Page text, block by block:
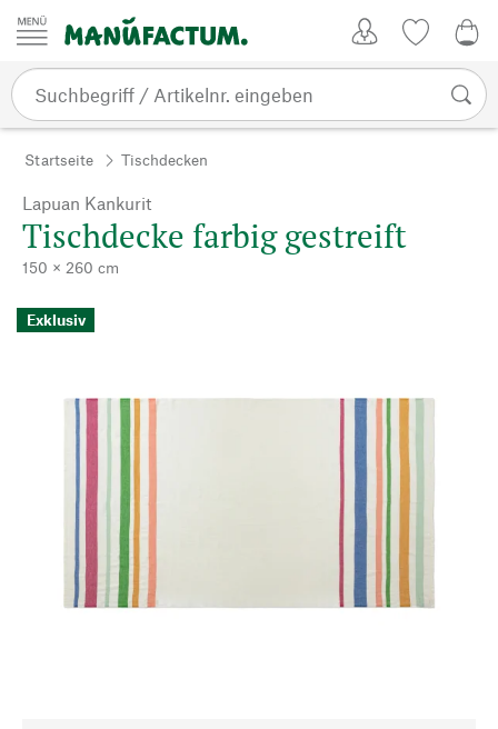
Zum Inhalt springen
Startseite Tischdecken
Lapuan Kankurit
Tischdecke farbig gestreift
150 × 260 cm
Exklusiv